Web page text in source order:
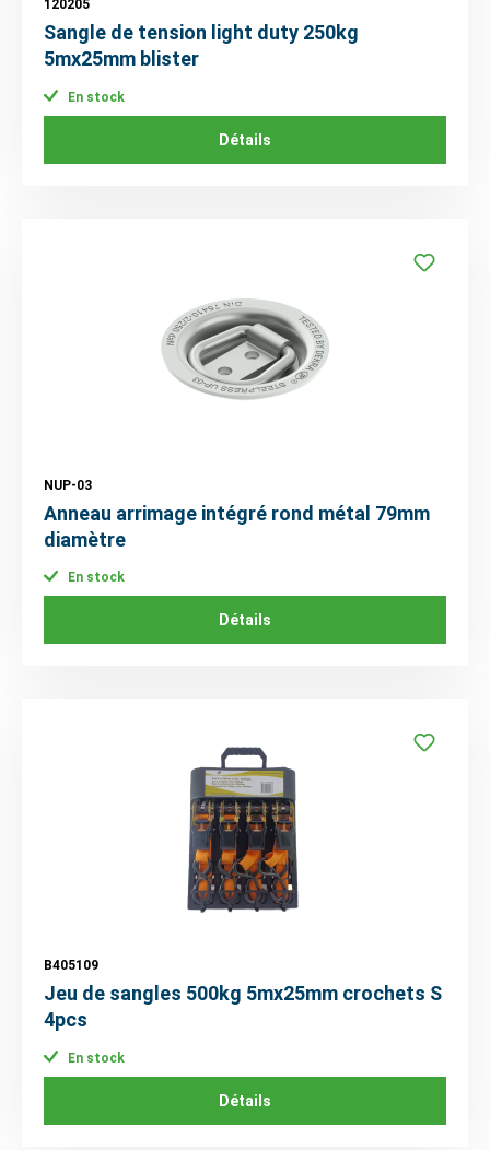
120205
Sangle de tension light duty 250kg
5mx25mm blister
En stock
Détails
NUP-03
Anneau arrimage intégré rond métal 79mm
diamètre
En stock
Détails
B405109
Jeu de sangles 500kg 5mx25mm crochets S
4pcs
En stock
Détails